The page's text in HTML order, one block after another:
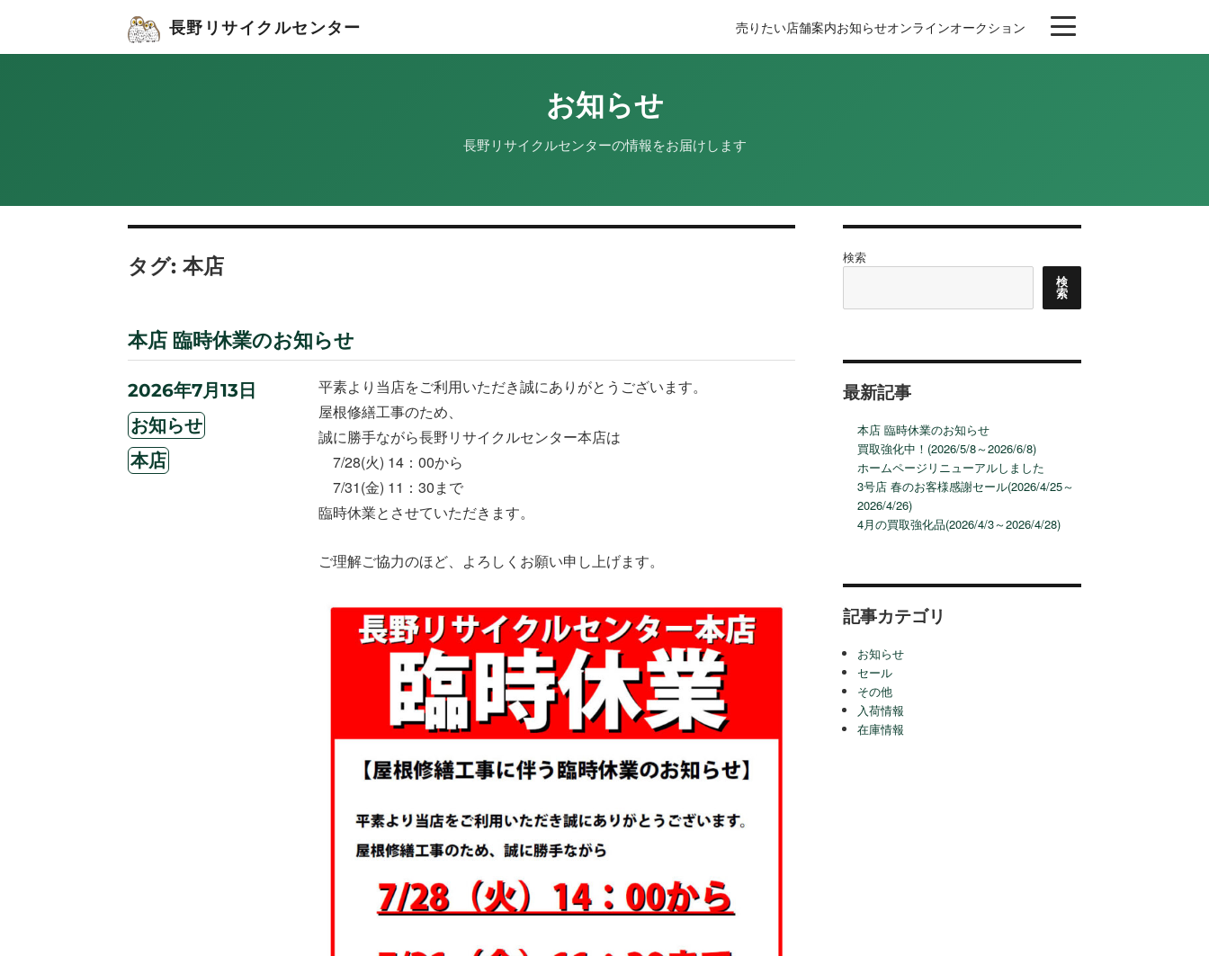
長野リサイクルセンター 売りたい店舗案内お知らせオンラインオークション
お知らせ
長野リサイクルセンターの情報をお届けします
タグ: 本店
本店 臨時休業のお知らせ
平素より当店をご利用いただき誠にありがとうございます。
屋根修繕工事のため、
誠に勝手ながら長野リサイクルセンター本店は
7/28(火) 14：00から
7/31(金) 11：30まで
臨時休業とさせていただきます。
ご理解ご協力のほど、よろしくお願い申し上げます。
投
日:
2026年7月13日
カ
テ
ゴ
リ
お知らせ
タ
グ
本店
検索
検
索
最新記事
本店 臨時休業のお知らせ
買取強化中！(2026/5/8～2026/6/8)
ホームページリニューアルしました
3号店 春のお客様感謝セール(2026/4/25～
2026/4/26)
4月の買取強化品(2026/4/3～2026/4/28)
記事カテゴリ
お知らせ
セール
その他
入荷情報
在庫情報